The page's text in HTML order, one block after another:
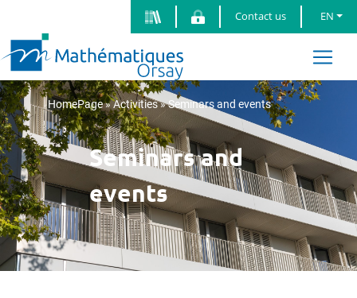
Contact us EN
HomePage»Activities»Seminars and events
Seminars and
events